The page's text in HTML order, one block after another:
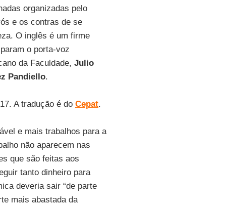
organizadas pelo
e os contras de se
O inglês é um firme
o porta-voz
da Faculdade, Julio
Pandiello.
A tradução é do Cepat.
e mais trabalhos para a
não aparecem nas
que são feitas aos
tanto dinheiro para
deveria sair “de parte
mais abastada da